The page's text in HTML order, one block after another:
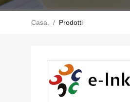
Casa. / Prodotti